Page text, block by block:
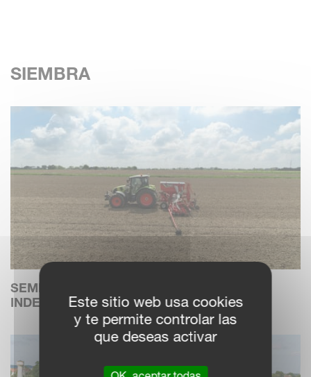
SIEMBRA
SEMBRADORAS NEUMÁTICAS
INDEPENDIENTESEste sitio web usa cookies
y te permite controlar las
que deseas activar